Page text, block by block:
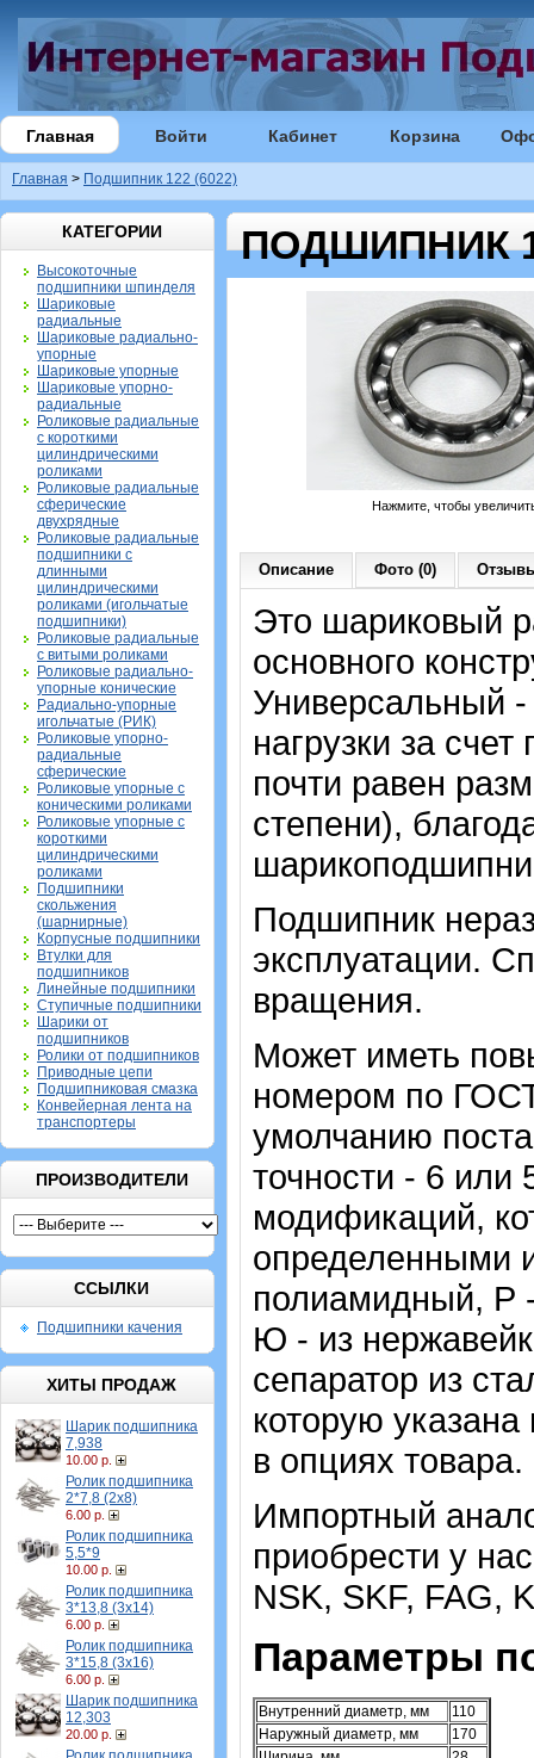
Главная Войти Кабинет Корзина
Главная > Подшипник 122 (6022)
КАТЕГОРИИ
Высокоточные
подшипники шпинделя
Шариковые
радиальные
Шариковые радиально-
упорные
Шариковые упорные
Шариковые упорно-
радиальные
Роликовые радиальные
с короткими
цилиндрическими
роликами
Роликовые радиальные
сферические
двухрядные
Роликовые радиальные
подшипники с
длинными
цилиндрическими
роликами (игольчатые
подшипники)
Роликовые радиальные
с витыми роликами
Роликовые радиально-
упорные конические
Радиально-упорные
игольчатые (РИК)
Роликовые упорно-
радиальные
сферические
Роликовые упорные с
коническими роликами
Роликовые упорные с
короткими
цилиндрическими
роликами
Подшипники
скольжения
(шарнирные)
Корпусные подшипники
Втулки для
подшипников
Линейные подшипники
Ступичные подшипники
Шарики от
подшипников
Ролики от подшипников
Приводные цепи
Подшипниковая смазка
Конвейерная лента на
транспортеры
ПРОИЗВОДИТЕЛИ
ССЫЛКИ
Подшипники качения
ХИТЫ ПРОДАЖ
Шарик подшипника
7,938
10.00 р.
Ролик подшипника
2*7,8 (2х8)
6.00 р.
Ролик подшипника
5,5*9
10.00 р.
Ролик подшипника
3*13,8 (3х14)
6.00 р.
Ролик подшипника
3*15,8 (3х16)
6.00 р.
Шарик подшипника
12,303
20.00 р.
ПОДШИПНИК
Нажмите, чтобы
Описание Фото (0)
Это шариковый
основного
Универсальный
нагрузки за
почти равен
степени),
Подшипник
эксплуатации.
вращения.
Может иметь
номером по
умолчанию
точности - 6
модификаций,
определенными
полиамидный, Р
Ю - из
сепаратор из
которую
в опциях товара.
Импортный
приобрести у
NSK, SKF, FAG,
Параметры
Внутренний диаметр, мм
110
Наружный диаметр, мм
170